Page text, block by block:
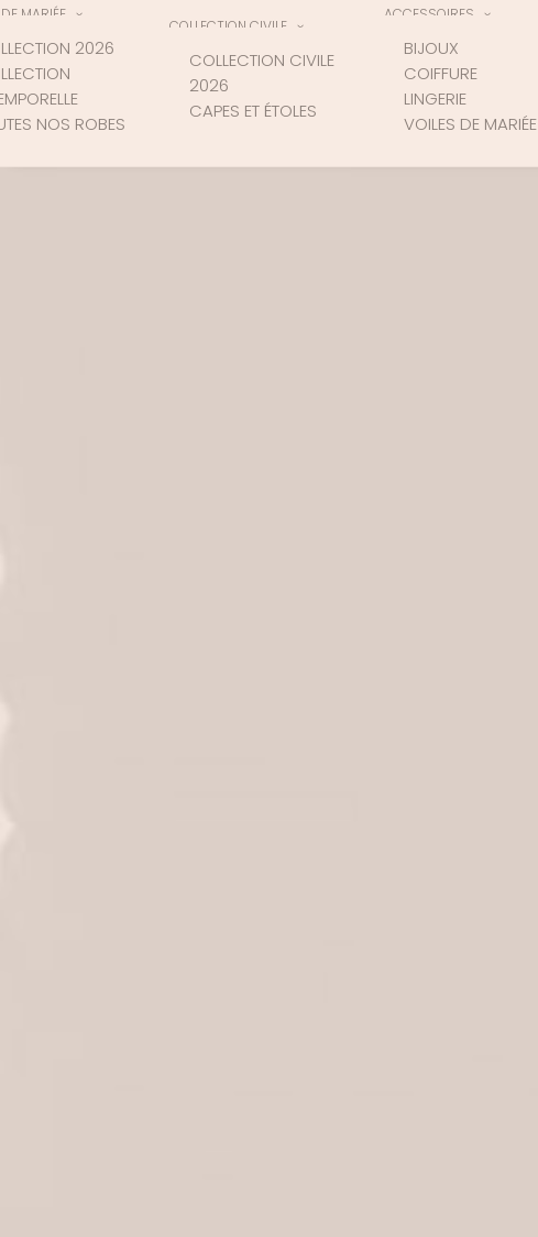
MARIÉE
2026
NOS ROBES
COLLECTION CIVILE
COLLECTION CIVILE
2026
CAPES ET ÉTOLES
ACCESSOIRES
BIJOUX
COIFFURE
LINGERIE
VOILES DE MARIÉE